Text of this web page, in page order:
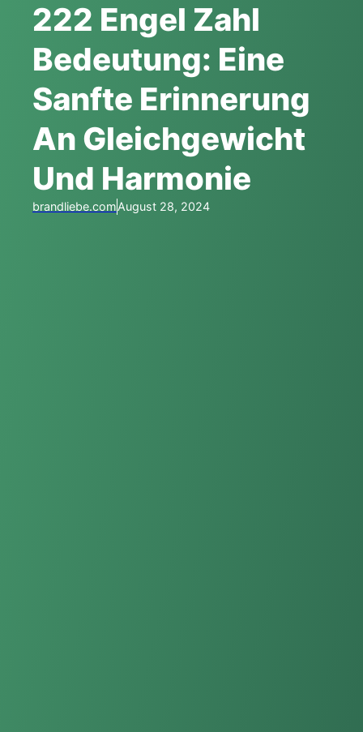
222 Engel Zahl
Bedeutung: Eine
Sanfte Erinnerung
An Gleichgewicht
Und Harmonie
brandliebe.comAugust 28, 2024